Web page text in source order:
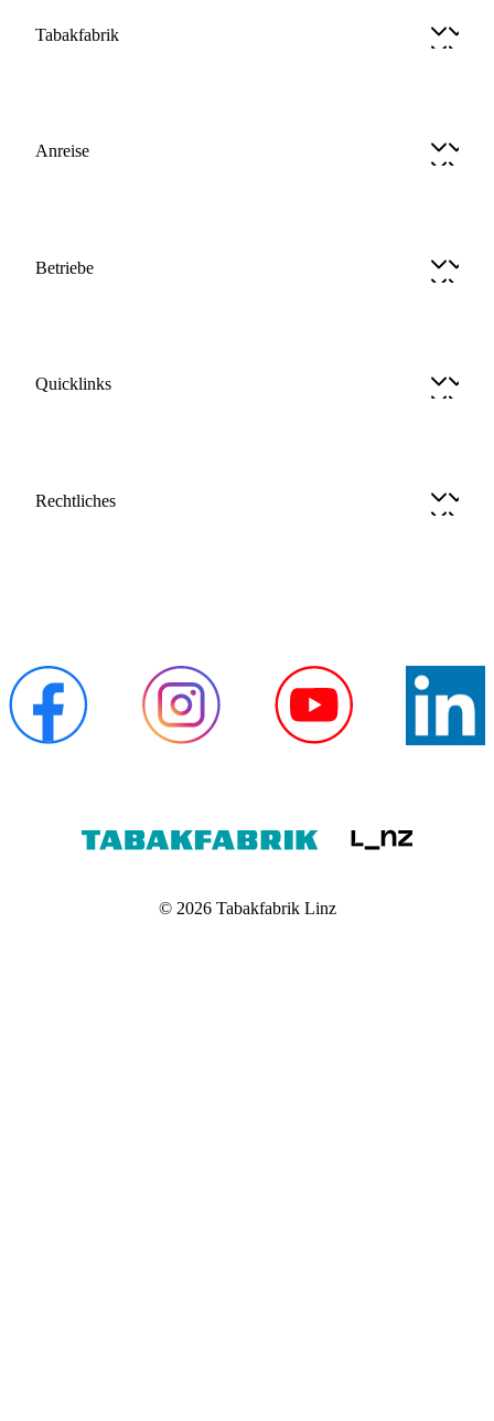
Tabakfabrik
Anreise
Betriebe
Quicklinks
Rechtliches
© 2026 Tabakfabrik Linz